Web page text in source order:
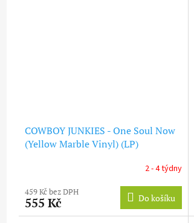
COWBOY JUNKIES - One Soul Now
(Yellow Marble Vinyl) (LP)
2 - 4 týdny
459 Kč bez DPH
555 Kč Do košíku